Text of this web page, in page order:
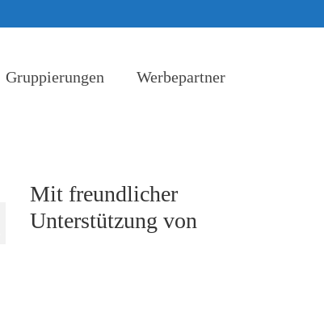
Gruppierungen Werbepartner
Mit freundlicher
Unterstützung von